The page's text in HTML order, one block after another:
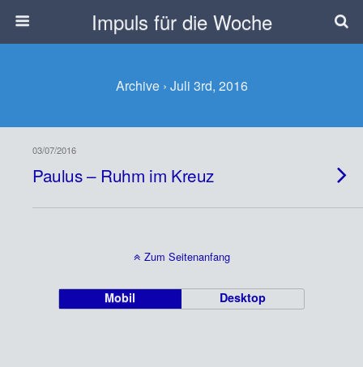
Impuls für die Woche
Archive › Juli 3rd, 2016
03/07/2016
Paulus – Ruhm im Kreuz
Zum Seitenanfang
Mobil Desktop